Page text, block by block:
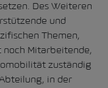
Des Weiteren
und
Themen,
noch Mitarbeitende,
zuständig
in der